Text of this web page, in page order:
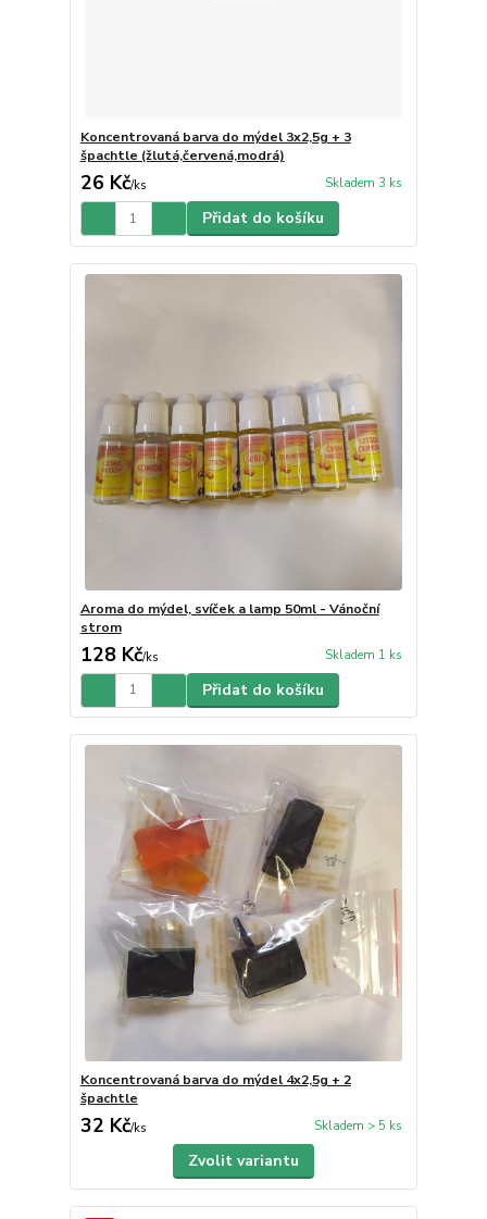
Koncentrovaná barva do mýdel 3x2,5g + 3
špachtle (žlutá,červená,modrá)
26 Kč/ks Skladem 3 ks
Přidat do košíku
Aroma do mýdel, svíček a lamp 50ml - Vánoční
strom
128 Kč/ks Skladem 1 ks
Přidat do košíku
Koncentrovaná barva do mýdel 4x2,5g + 2
špachtle
32 Kč/ks Skladem > 5 ks
Zvolit variantu